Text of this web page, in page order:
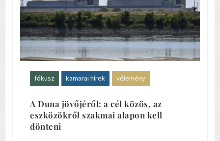
fókusz kamarai hírek vélemény
A Duna jövőjéről: a cél közös, az
eszközökről szakmai alapon kell
dönteni